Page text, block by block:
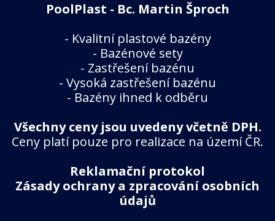
PoolPlast - Bc. Martin Šproch
-Kvalitní plastové bazény
-Bazénové sety
-Zastřešení bazénu
-Vysoká zastřešení bazénu
-Bazény ihned k odběru
Všechny ceny jsou uvedeny včetně DPH.
Ceny platí pouze pro realizace na území ČR.
Reklamační protokol
Zásady ochrany a zpracování osobních
údajů